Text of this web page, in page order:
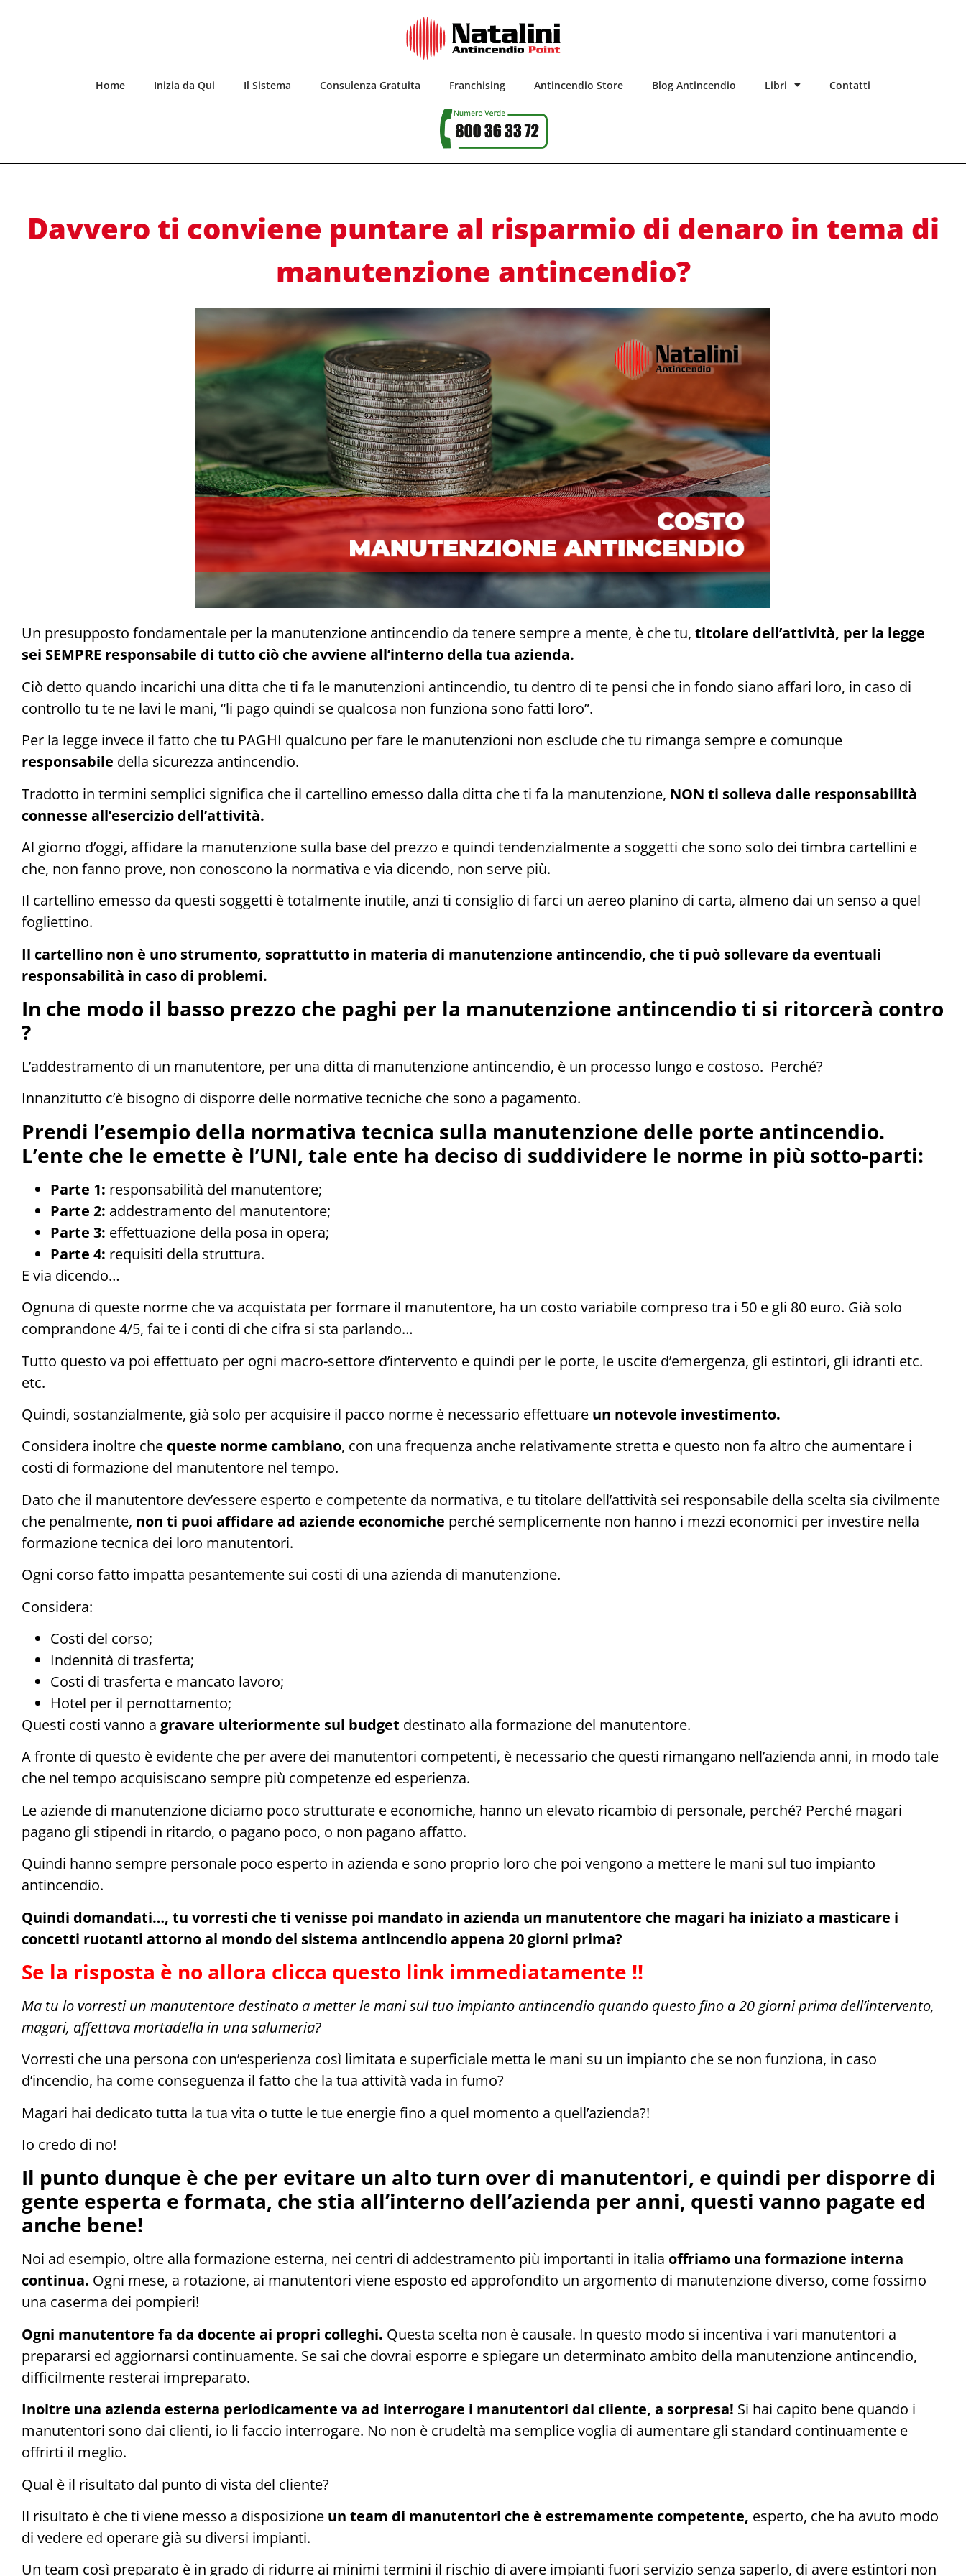
Home Inizia da Qui Il Sistema Consulenza Gratuita Franchising Antincendio Store Blog Antincendio Libri Contatti
Davvero ti conviene puntare al risparmio di denaro in tema di
manutenzione antincendio?
Un presupposto fondamentale per la manutenzione antincendio da tenere sempre a mente, è che tu, titolare dell’attività, per la legge
sei SEMPRE responsabile di tutto ciò che avviene all’interno della tua azienda.
Ciò detto quando incarichi una ditta che ti fa le manutenzioni antincendio, tu dentro di te pensi che in fondo siano affari loro, in caso di
controllo tu te ne lavi le mani, “li pago quindi se qualcosa non funziona sono fatti loro”.
Per la legge invece il fatto che tu PAGHI qualcuno per fare le manutenzioni non esclude che tu rimanga sempre e comunque
responsabile della sicurezza antincendio.
Tradotto in termini semplici significa che il cartellino emesso dalla ditta che ti fa la manutenzione, NON ti solleva dalle responsabilità
connesse all’esercizio dell’attività.
Al giorno d’oggi, affidare la manutenzione sulla base del prezzo e quindi tendenzialmente a soggetti che sono solo dei timbra cartellini e
che, non fanno prove, non conoscono la normativa e via dicendo, non serve più.
Il cartellino emesso da questi soggetti è totalmente inutile, anzi ti consiglio di farci un aereo planino di carta, almeno dai un senso a quel
fogliettino.
Il cartellino non è uno strumento, soprattutto in materia di manutenzione antincendio, che ti può sollevare da eventuali
responsabilità in caso di problemi.
In che modo il basso prezzo che paghi per la manutenzione antincendio ti si ritorcerà contro
?
L’addestramento di un manutentore, per una ditta di manutenzione antincendio, è un processo lungo e costoso. Perché?
Innanzitutto c’è bisogno di disporre delle normative tecniche che sono a pagamento.
Prendi l’esempio della normativa tecnica sulla manutenzione delle porte antincendio.
L’ente che le emette è l’UNI, tale ente ha deciso di suddividere le norme in più sotto-parti:
Parte 1: responsabilità del manutentore;
Parte 2: addestramento del manutentore;
Parte 3: effettuazione della posa in opera;
Parte 4: requisiti della struttura.
E via dicendo…
Ognuna di queste norme che va acquistata per formare il manutentore, ha un costo variabile compreso tra i 50 e gli 80 euro. Già solo
comprandone 4/5, fai te i conti di che cifra si sta parlando…
Tutto questo va poi effettuato per ogni macro-settore d’intervento e quindi per le porte, le uscite d’emergenza, gli estintori, gli idranti etc.
etc.
Quindi, sostanzialmente, già solo per acquisire il pacco norme è necessario effettuare un notevole investimento.
Considera inoltre che queste norme cambiano, con una frequenza anche relativamente stretta e questo non fa altro che aumentare i
costi di formazione del manutentore nel tempo.
Dato che il manutentore dev’essere esperto e competente da normativa, e tu titolare dell’attività sei responsabile della scelta sia civilmente
che penalmente, non ti puoi affidare ad aziende economiche perché semplicemente non hanno i mezzi economici per investire nella
formazione tecnica dei loro manutentori.
Ogni corso fatto impatta pesantemente sui costi di una azienda di manutenzione.
Considera:
Costi del corso;
Indennità di trasferta;
Costi di trasferta e mancato lavoro;
Hotel per il pernottamento;
Questi costi vanno a gravare ulteriormente sul budget destinato alla formazione del manutentore.
A fronte di questo è evidente che per avere dei manutentori competenti, è necessario che questi rimangano nell’azienda anni, in modo tale
che nel tempo acquisiscano sempre più competenze ed esperienza.
Le aziende di manutenzione diciamo poco strutturate e economiche, hanno un elevato ricambio di personale, perché? Perché magari
pagano gli stipendi in ritardo, o pagano poco, o non pagano affatto.
Quindi hanno sempre personale poco esperto in azienda e sono proprio loro che poi vengono a mettere le mani sul tuo impianto
antincendio.
Quindi domandati…, tu vorresti che ti venisse poi mandato in azienda un manutentore che magari ha iniziato a masticare i
concetti ruotanti attorno al mondo del sistema antincendio appena 20 giorni prima?
Se la risposta è no allora clicca questo link immediatamente !!
Ma tu lo vorresti un manutentore destinato a metter le mani sul tuo impianto antincendio quando questo fino a 20 giorni prima dell’intervento,
magari, affettava mortadella in una salumeria?
Vorresti che una persona con un’esperienza così limitata e superficiale metta le mani su un impianto che se non funziona, in caso
d’incendio, ha come conseguenza il fatto che la tua attività vada in fumo?
Magari hai dedicato tutta la tua vita o tutte le tue energie fino a quel momento a quell’azienda?!
Io credo di no!
Il punto dunque è che per evitare un alto turn over di manutentori, e quindi per disporre di
gente esperta e formata, che stia all’interno dell’azienda per anni, questi vanno pagate ed
anche bene!
Noi ad esempio, oltre alla formazione esterna, nei centri di addestramento più importanti in italia offriamo una formazione interna
continua. Ogni mese, a rotazione, ai manutentori viene esposto ed approfondito un argomento di manutenzione diverso, come fossimo
una caserma dei pompieri!
Ogni manutentore fa da docente ai propri colleghi. Questa scelta non è causale. In questo modo si incentiva i vari manutentori a
prepararsi ed aggiornarsi continuamente. Se sai che dovrai esporre e spiegare un determinato ambito della manutenzione antincendio,
difficilmente resterai impreparato.
Inoltre una azienda esterna periodicamente va ad interrogare i manutentori dal cliente, a sorpresa! Si hai capito bene quando i
manutentori sono dai clienti, io li faccio interrogare. No non è crudeltà ma semplice voglia di aumentare gli standard continuamente e
offrirti il meglio.
Qual è il risultato dal punto di vista del cliente?
Il risultato è che ti viene messo a disposizione un team di manutentori che è estremamente competente, esperto, che ha avuto modo
di vedere ed operare già su diversi impianti.
Un team così preparato è in grado di ridurre ai minimi termini il rischio di avere impianti fuori servizio senza saperlo, di avere estintori non